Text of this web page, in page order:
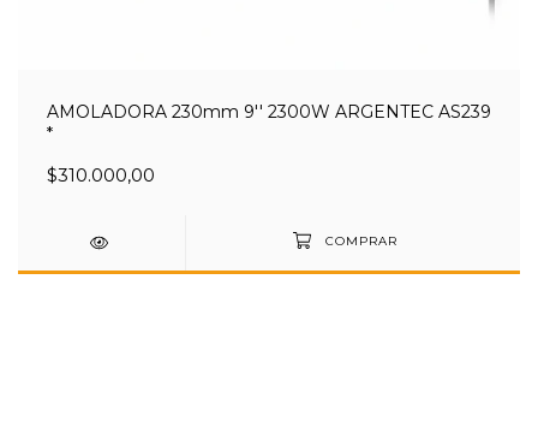
AMOLADORA 230mm 9'' 2300W ARGENTEC AS239
*
$310.000,00